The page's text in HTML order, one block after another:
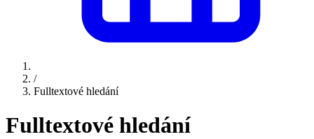
/
Fulltextové hledání
Fulltextové hledání